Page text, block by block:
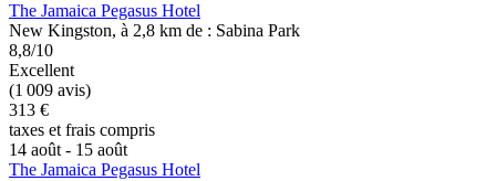
The Jamaica Pegasus Hotel
New Kingston, à 2,8 km de : Sabina Park
8,8/10
Excellent
(1 009 avis)
313 €
taxes et frais compris
14 août - 15 août
The Jamaica Pegasus Hotel